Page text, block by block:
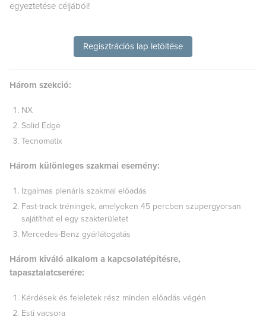
egyeztetése céljából!
Regisztrációs lap letöltése
Három szekció:
NX
Solid Edge
Tecnomatix
Három különleges szakmai esemény:
Izgalmas plenáris szakmai előadás
Fast-track tréningek, amelyeken 45 percben szupergyorsan
sajátíthat el egy szakterületet
Mercedes-Benz gyárlátogatás
Három kiváló alkalom a kapcsolatépítésre,
tapasztalatcserére:
Kérdések és feleletek rész minden előadás végén
Esti vacsora